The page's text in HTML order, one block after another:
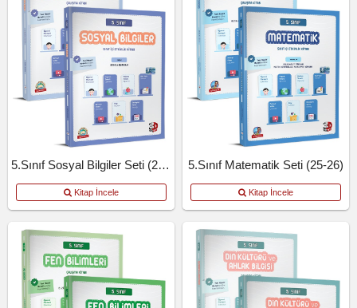
5.Sınıf Sosyal Bilgiler Seti (25-26)
Kitap İncele
5.Sınıf Matematik Seti (25-26)
Kitap İncele